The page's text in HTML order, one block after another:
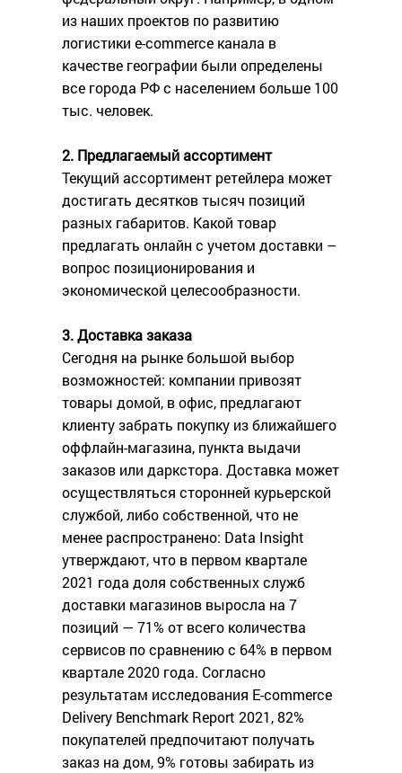
из наших проектов по развитию
логистики e-commerce канала в
качестве географии были определены
все города РФ с населением больше 100
тыс. человек.
2. Предлагаемый ассортимент
Текущий ассортимент ретейлера может
достигать десятков тысяч позиций
разных габаритов. Какой товар
предлагать онлайн с учетом доставки –
вопрос позиционирования и
экономической целесообразности.
3. Доставка заказа
Сегодня на рынке большой выбор
возможностей: компании привозят
товары домой, в офис, предлагают
клиенту забрать покупку из ближайшего
оффлайн-магазина, пункта выдачи
заказов или даркстора. Доставка может
осуществляться сторонней курьерской
службой, либо собственной, что не
менее распространено: Data Insight
утверждают, что в первом квартале
2021 года доля собственных служб
доставки магазинов выросла на 7
позиций — 71% от всего количества
сервисов по сравнению с 64% в первом
квартале 2020 года. Согласно
результатам исследования E-commerce
Delivery Benchmark Report 2021, 82%
покупателей предпочитают получать
заказ на дом, 9% готовы забирать из